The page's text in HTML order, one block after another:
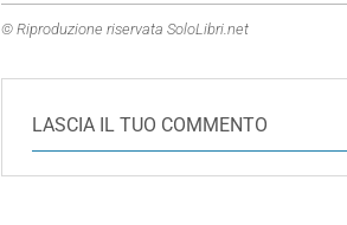
© Riproduzione riservata SoloLibri.net
LASCIA IL TUO COMMENTO